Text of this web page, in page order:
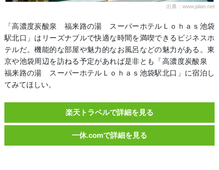
出典：www.jalan.net
「高濃度炭酸泉 福来路の湯 スーパーホテルＬｏｈａｓ池袋
駅北口」はリーズナブルで快適な時間を満喫できるビジネスホ
テルだ。機能的な部屋や魅力的なお風呂などの魅力がある。東
京や池袋周辺を訪ねる予定があれば是非とも「高濃度炭酸泉
福来路の湯 スーパーホテルＬｏｈａｓ池袋駅北口」に宿泊し
てみてほしい。
楽天トラベルで詳細を見る
一休.comで詳細を見る